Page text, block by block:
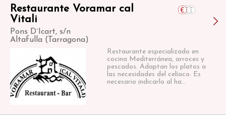
Restaurante Voramar cal
Vitali
Pons D´Icart, s/n
Altafulla (Tarragona)
Restaurante especializado en
cocina Mediterránea, arroces y
pescados. Adaptan los platos a
las necesidades del celíaco. Es
necesario indicarlo al ha...